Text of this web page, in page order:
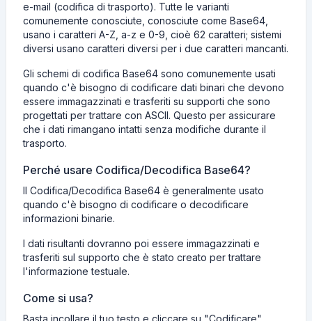
e-mail (codifica di trasporto). Tutte le varianti
comunemente conosciute, conosciute come Base64,
usano i caratteri A-Z, a-z e 0-9, cioè 62 caratteri; sistemi
diversi usano caratteri diversi per i due caratteri mancanti.
Gli schemi di codifica Base64 sono comunemente usati
quando c'è bisogno di codificare dati binari che devono
essere immagazzinati e trasferiti su supporti che sono
progettati per trattare con ASCII. Questo per assicurare
che i dati rimangano intatti senza modifiche durante il
trasporto.
Perché usare Сodifica/Decodifica Base64?
Il Сodifica/Decodifica Base64 è generalmente usato
quando c'è bisogno di codificare o decodificare
informazioni binarie.
I dati risultanti dovranno poi essere immagazzinati e
trasferiti sul supporto che è stato creato per trattare
l'informazione testuale.
Come si usa?
Basta incollare il tuo testo e cliccare su "Codificare".